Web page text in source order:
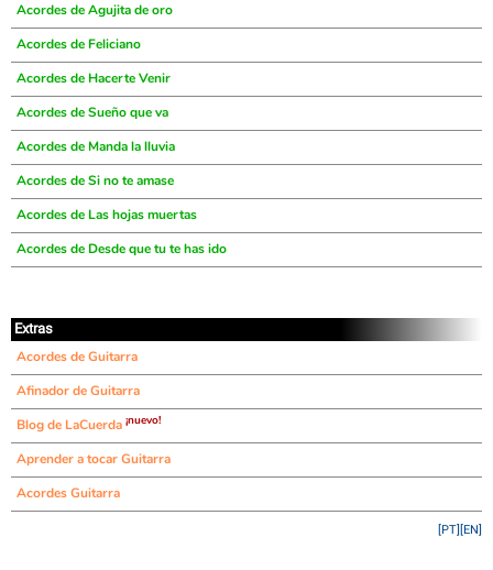
Acordes de Agujita de oro
Acordes de Feliciano
Acordes de Hacerte Venir
Acordes de Sueño que va
Acordes de Manda la lluvia
Acordes de Si no te amase
Acordes de Las hojas muertas
Acordes de Desde que tu te has ido
Extras
Acordes de Guitarra
Afinador de Guitarra
Blog de LaCuerda ¡nuevo!
Aprender a tocar Guitarra
Acordes Guitarra
[EN]
[PT]